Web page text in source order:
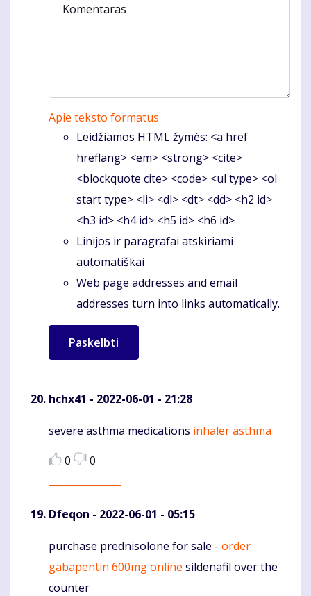
Komentaras
Apie teksto formatus
Leidžiamos HTML žymės: <a href
hreflang> <em> <strong> <cite>
<blockquote cite> <code> <ul type> <ol
start type> <li> <dl> <dt> <dd> <h2 id>
<h3 id> <h4 id> <h5 id> <h6 id>
Linijos ir paragrafai atskiriami
automatiškai
Web page addresses and email
addresses turn into links automatically.
hchx41 - 2022-06-01 - 21:28
Komentaras
severe asthma medications inhaler asthma
0
0
Dfeqon - 2022-06-01 - 05:15
Komentaras
purchase prednisolone for sale - order
gabapentin 600mg online sildenafil over the
counter